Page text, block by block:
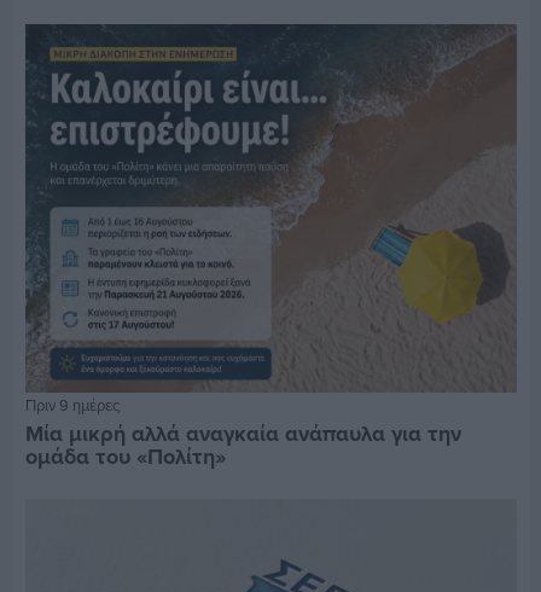
Πριν 9 ημέρες
Μία μικρή αλλά αναγκαία ανάπαυλα για την
ομάδα του «Πολίτη»